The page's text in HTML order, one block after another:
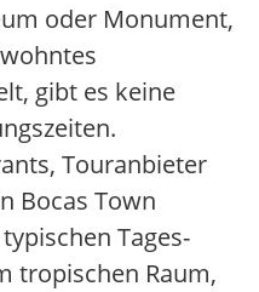
oder Monument,
gibt es keine
Touranbieter
Bocas Town
Tages-
tropischen Raum,